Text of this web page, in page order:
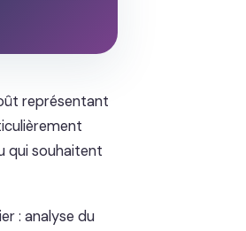
représentant
qui souhaitent
: analyse du